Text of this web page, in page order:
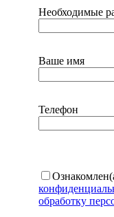
Необходимые
Ваше имя
Телефон
обработку